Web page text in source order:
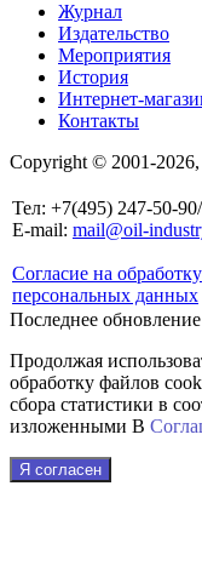
Журнал
Издательство
Мероприятия
История
Интернет-
Контакты
Copyright © 2001-2026,
Тел: +7(495) 247-50-90/
E-mail: mail@oil-
Согласие на обработку
персональных данных
Последнее
Продолжая
обработку файлов
сбора статистики в
изложенными В
Я согласен